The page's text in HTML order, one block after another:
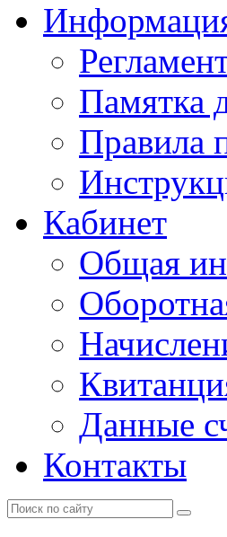
Памятка
Правила
Кабинет
Общая
Данные
Контакты